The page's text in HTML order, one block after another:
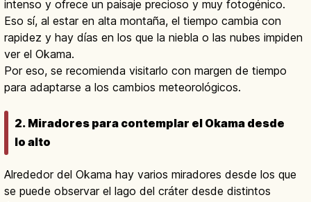
intenso y ofrece un paisaje precioso y muy fotogénico.
Eso sí, al estar en alta montaña, el tiempo cambia con
rapidez y hay días en los que la niebla o las nubes impiden
ver el Okama.
Por eso, se recomienda visitarlo con margen de tiempo
para adaptarse a los cambios meteorológicos.
2. Miradores para contemplar el Okama desde
lo alto
Alrededor del Okama hay varios miradores desde los que
se puede observar el lago del cráter desde distintos